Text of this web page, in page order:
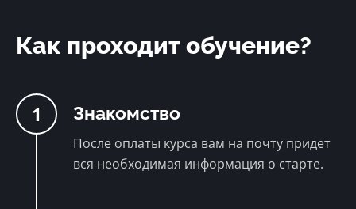
Как проходит обучение?
1 Знакомство
После оплаты курса вам на почту придет
вся необходимая информация о старте.